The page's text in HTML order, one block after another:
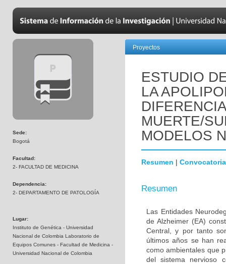
Sede:
Bogotá
Facultad:
2- FACULTAD DE MEDICINA
Dependencia:
2- DEPARTAMENTO DE PATOLOGÍA
Lugar:
Instituto de Genética - Universidad
Nacional de Colombia Laboratorio de
Equipos Comunes - Facultad de Medicina -
Universidad Nacional de Colombia
Proyectos
ESTUDIO
LA
MUERTE/
MODELOS
Resumen | Convocatoria
Resumen
Las Entidades
de Alzheimer (EA)
Central, y por tanto
últimos años se han
como ambientales que
del sistema nervioso